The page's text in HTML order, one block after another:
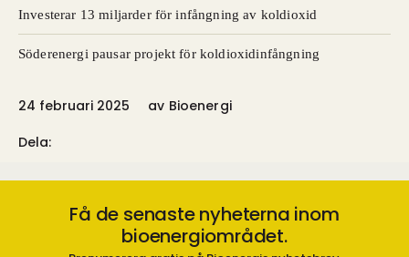
Investerar 13 miljarder för infångning av koldioxid
Söderenergi pausar projekt för koldioxidinfångning
24 februari 2025 av Bioenergi
Dela:
Få de senaste nyheterna inom
bioenergiområdet.